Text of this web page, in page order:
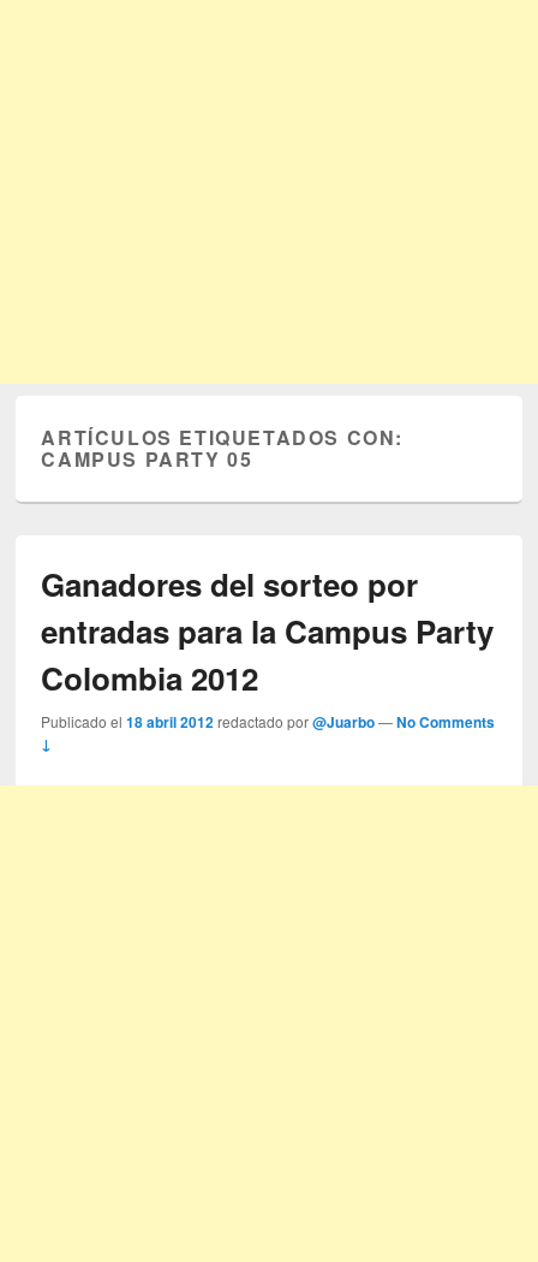
ARTÍCULOS ETIQUETADOS CON:
CAMPUS PARTY 05
Ganadores del sorteo por
entradas para la Campus Party
Colombia 2012
Publicado el18 abril 2012 redactado por@Juarbo —No Comments
↓